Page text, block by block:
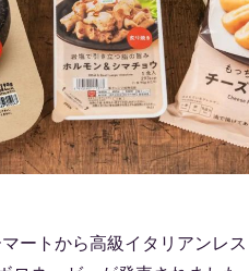
ートから高級イタリアンレ